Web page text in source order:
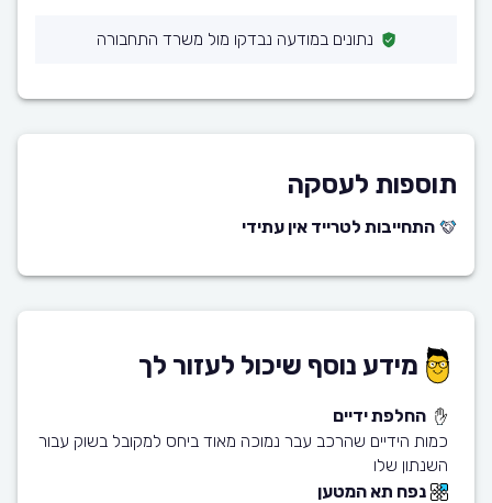
נתונים במודעה נבדקו מול משרד התחבורה
תוספות לעסקה
התחייבות לטרייד אין עתידי
מידע נוסף שיכול לעזור לך
החלפת ידיים
כמות הידיים שהרכב עבר נמוכה מאוד ביחס למקובל בשוק עבור
השנתון שלו
נפח תא המטען